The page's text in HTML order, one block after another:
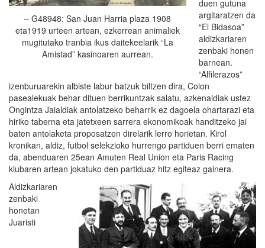
– G48948: San Juan Harria plaza 1908
eta1919 urteen artean, ezkerrean animaliek
mugitutako tranbia ikus daitekeelarik “La
Amistad” kasinoaren aurrean.
duen gutuna
argitaratzen da
“El Bidasoa”
aldizkariaren
zenbaki honen
barnean.
“Alfilerazos”
izenburuarekin albiste labur batzuk biltzen dira, Colon
pasealekuak behar dituen berrikuntzak salatu, azkenaldiak ustez
Ongintza Jaialdiak antolatzeko beharrik ez dagoela ohartarazi eta
hiriko taberna eta jatetxeen sarrera ekonomikoak handitzeko jai
baten antolaketa proposatzen direlarik lerro horietan. Kirol
kronikan, aldiz, futbol selekzioko hurrengo partiduen berri ematen
da, abenduaren 25ean Amuten Real Union eta Paris Racing
klubaren artean jokatuko den partiduaz hitz egiteaz gainera.
Aldizkariaren
zenbaki
honetan
Juaristi